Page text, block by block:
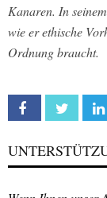
Kanaren. In
wie er ethische
Ordnung braucht.
Facebook Twitter